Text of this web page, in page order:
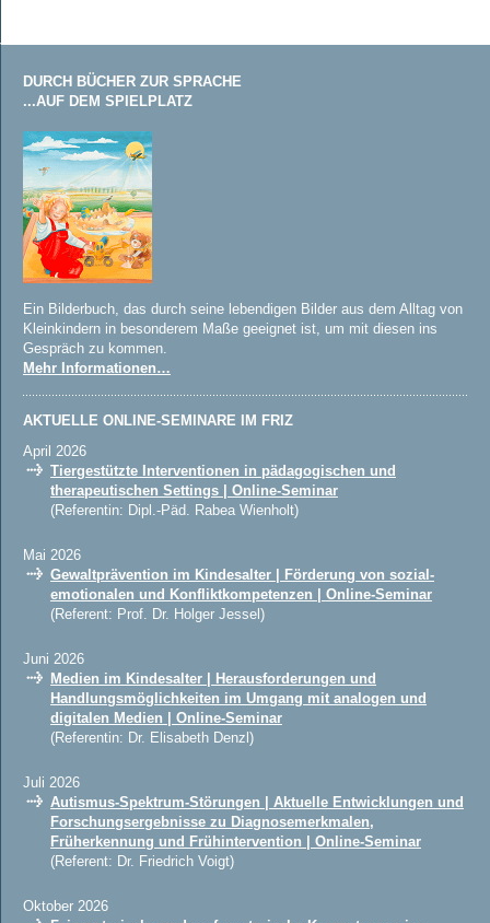
DURCH BÜCHER ZUR SPRACHE
...AUF DEM SPIELPLATZ
Ein Bilderbuch, das durch seine lebendigen Bilder aus dem Alltag von
Kleinkindern in besonderem Maße geeignet ist, um mit diesen ins
Gespräch zu kommen.
Mehr Informationen…
AKTUELLE ONLINE-SEMINARE IM FRIZ
April 2026
Tiergestützte Interventionen in pädagogischen und
therapeutischen Settings | Online-Seminar
(Referentin: Dipl.-Päd. Rabea Wienholt)
Mai 2026
Gewaltprävention im Kindesalter | Förderung von sozial-
emotionalen und Konfliktkompetenzen | Online-Seminar
(Referent: Prof. Dr. Holger Jessel)
Juni 2026
Medien im Kindesalter | Herausforderungen und
Handlungsmöglichkeiten im Umgang mit analogen und
digitalen Medien | Online-Seminar
(Referentin: Dr. Elisabeth Denzl)
Juli 2026
Autismus-Spektrum-Störungen | Aktuelle Entwicklungen und
Forschungsergebnisse zu Diagnosemerkmalen,
Früherkennung und Frühintervention | Online-Seminar
(Referent: Dr. Friedrich Voigt)
Oktober 2026